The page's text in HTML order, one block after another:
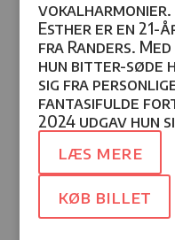
vokalharmonier.
Esther er en
fra Randers.
hun bitter-søde
sig fra
fantasifulde for
2024 udgav hun
læs mere
køb billet